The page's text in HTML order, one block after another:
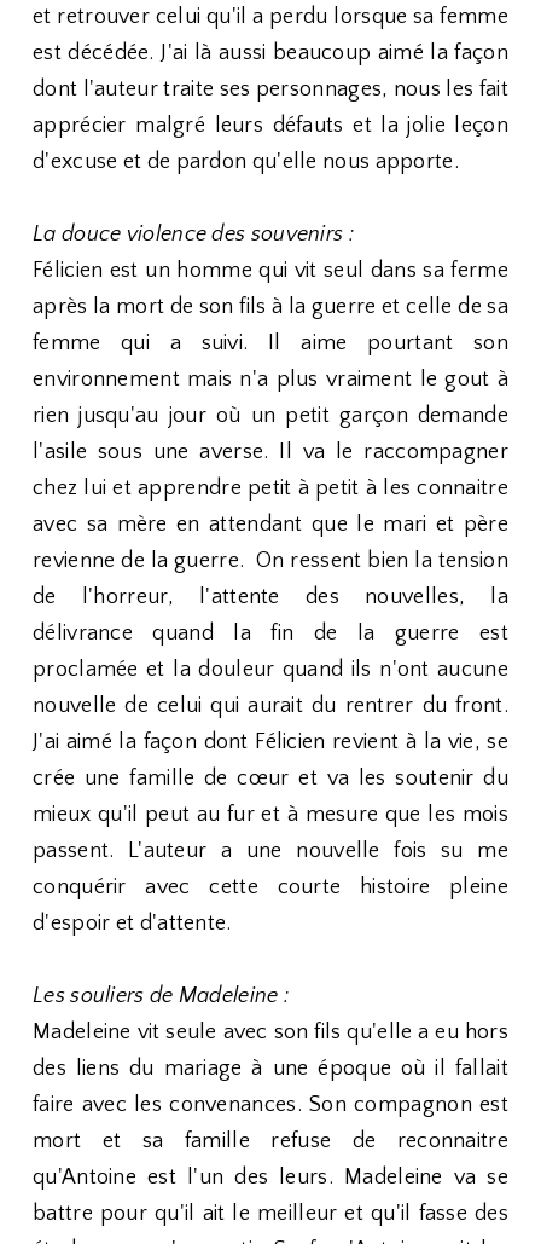
et retrouver celui qu'il a perdu lorsque sa femme
est décédée. J'ai là aussi beaucoup aimé la façon
dont l'auteur traite ses personnages, nous les fait
apprécier malgré leurs défauts et la jolie leçon
d'excuse et de pardon qu'elle nous apporte.
La douce violence des souvenirs :
Félicien est un homme qui vit seul dans sa ferme
après la mort de son fils à la guerre et celle de sa
femme qui a suivi. Il aime pourtant son
environnement mais n'a plus vraiment le gout à
rien jusqu'au jour où un petit garçon demande
l'asile sous une averse. Il va le raccompagner
chez lui et apprendre petit à petit à les connaitre
avec sa mère en attendant que le mari et père
revienne de la guerre. On ressent bien la tension
de l'horreur, l'attente des nouvelles, la
délivrance quand la fin de la guerre est
proclamée et la douleur quand ils n'ont aucune
nouvelle de celui qui aurait du rentrer du front.
J'ai aimé la façon dont Félicien revient à la vie, se
crée une famille de cœur et va les soutenir du
mieux qu'il peut au fur et à mesure que les mois
passent. L'auteur a une nouvelle fois su me
conquérir avec cette courte histoire pleine
d'espoir et d'attente.
Les souliers de Madeleine :
Madeleine vit seule avec son fils qu'elle a eu hors
des liens du mariage à une époque où il fallait
faire avec les convenances. Son compagnon est
mort et sa famille refuse de reconnaitre
qu'Antoine est l'un des leurs. Madeleine va se
battre pour qu'il ait le meilleur et qu'il fasse des